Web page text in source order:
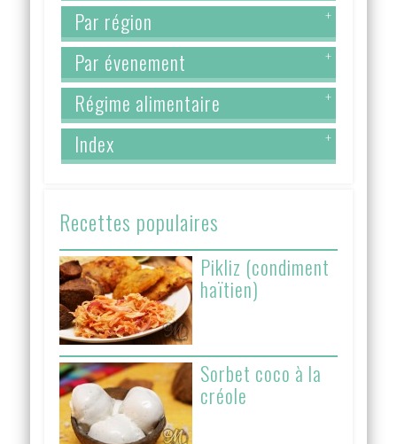
Par région +
Par évenement +
Régime alimentaire +
Index +
Recettes populaires
Pikliz (condiment
haïtien)
Sorbet coco à la
créole